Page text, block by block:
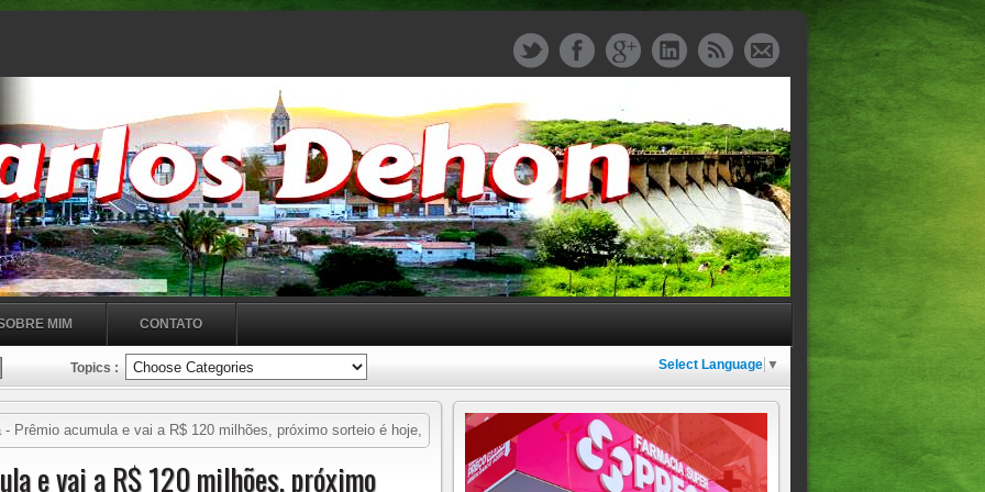
MIM CONTATO
Topics : Select Language ▼
- Prêmio acumula e vai a R$ 120 milhões, próximo sorteio é hoje,
e vai a R$ 120 milhões, próximo